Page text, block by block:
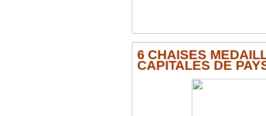
6 CHAISES
CAPITALES DE